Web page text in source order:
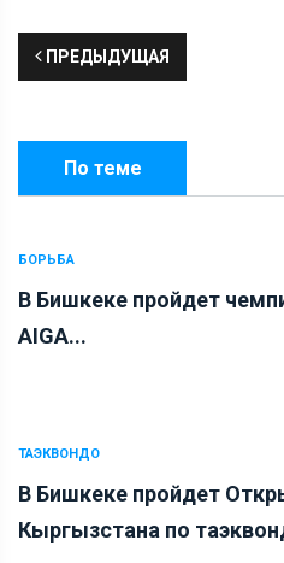
ПРЕДЫДУЩАЯ
По теме
БОРЬБА
В Бишкеке пройдет
AIGA...
ТАЭКВОНДО
В Бишкеке пройдет
Кыргызстана по